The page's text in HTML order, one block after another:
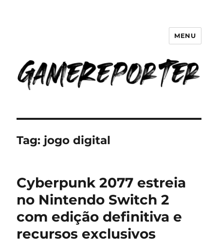
GameReporter | Cultura Gamer
MENU
Tag: jogo digital
Cyberpunk 2077 estreia
no Nintendo Switch 2
com edição definitiva e
recursos exclusivos